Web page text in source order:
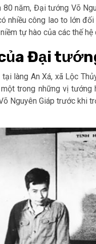
năm, Đại tướng Võ
nhiều công lao to lớn
tự hào của các thế hệ
Đại
làng An Xá, xã Lộc
trong những vị
Nguyên Giáp trước khi